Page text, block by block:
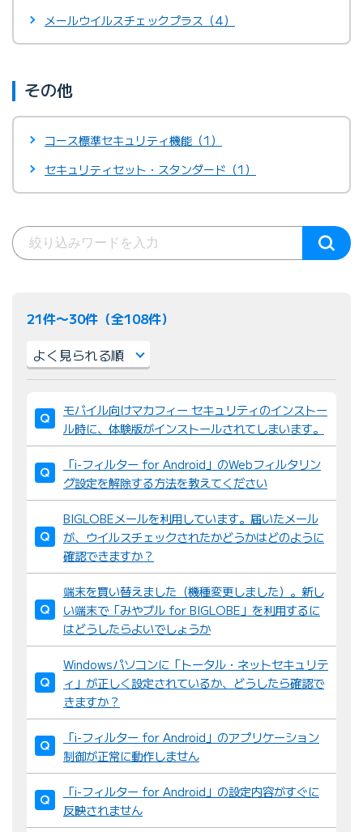
メールウイルスチェックプラス（4）
その他
コース標準セキュリティ機能（1）
セキュリティセット・スタンダード（1）
21件〜30件（全108件）
び
替
え
：
モバイル向けマカフィー セキュリティのインストー
ル時に、体験版がインストールされてしまいます。
「i-フィルター for Android」のWebフィルタリン
グ設定を解除する方法を教えてください
BIGLOBEメールを利用しています。届いたメール
が、ウイルスチェックされたかどうかはどのように
確認できますか？
端末を買い替えました（機種変更しました）。新し
い端末で「みやブル for BIGLOBE」を利用するに
はどうしたらよいでしょうか
Windowsパソコンに「トータル・ネットセキュリテ
ィ」が正しく設定されているか、どうしたら確認で
きますか？
「i-フィルター for Android」のアプリケーション
制御が正常に動作しません
「i-フィルター for Android」の設定内容がすぐに
反映されません